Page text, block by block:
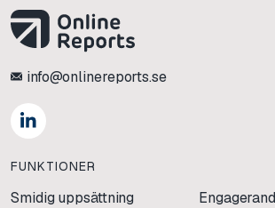
info@onlinereports.se
FUNKTIONER
Smidig uppsättning